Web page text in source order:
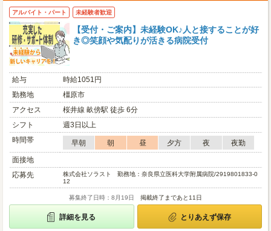
アルバイト・パート 未経験者歓迎
【受付・ご案内】未経験OK♪人と接することが好
き◎笑顔や気配りが活きる病院受付
給与
時給1051円
勤務地
橿原市
アクセス
桜井線 畝傍駅 徒歩 6分
シフト
週3日以上
時間帯
早朝 朝 昼 夕方 夜
夜勤
面接地
応募先
株式会社ソラスト 勤務地：奈良県立医科大学附属病院/2919801833-0
12
募集終了日時：8月19日 掲載終了まであと11日
詳細を見る とりあえず保存